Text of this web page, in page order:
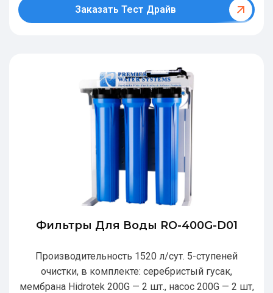
Заказать Тест Драйв
Фильтры Для Воды RO-400G-D01
Производительность 1520 л/сут. 5-ступеней
очистки, в комплекте: серебристый гусак,
мембрана Hidrotek 200G — 2 шт., насос 200G — 2 шт,